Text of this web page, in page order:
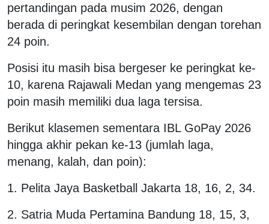
pertandingan pada musim 2026, dengan
berada di peringkat kesembilan dengan torehan
24 poin.
Posisi itu masih bisa bergeser ke peringkat ke-
10, karena Rajawali Medan yang mengemas 23
poin masih memiliki dua laga tersisa.
Berikut klasemen sementara IBL GoPay 2026
hingga akhir pekan ke-13 (jumlah laga,
menang, kalah, dan poin):
1. Pelita Jaya Basketball Jakarta 18, 16, 2, 34.
2. Satria Muda Pertamina Bandung 18, 15, 3,